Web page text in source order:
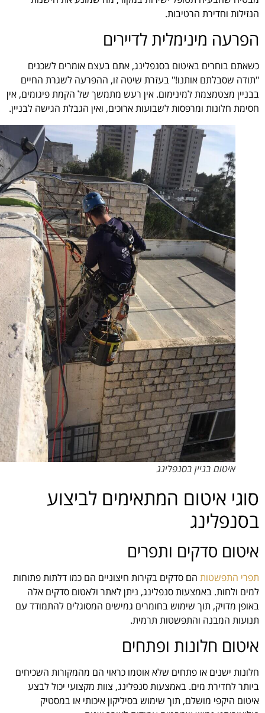
הנזילות וחדירת הרטיבות.
הפרעה מינימלית לדיירים
כשאתם בוחרים באיטום בסנפלינג, אתם בעצם אומרים לשכנים
"תודה שסבלתם אותנו!" בעזרת שיטה זו, ההפרעה לשגרת החיים
בבניין מצטמצמת למינימום. אין רעש מתמשך של הקמת פיגומים, אין
חסימת חלונות ומרפסות לשבועות ארוכים, ואין הגבלת הגישה לבניין.
איטום בניין בסנפלינג
סוגי איטום המתאימים לביצוע
בסנפלינג
איטום סדקים ותפרים
תפרי התפשטות הם סדקים בקירות חיצוניים הם כמו דלתות פתוחות
למים ולחות. באמצעות סנפלינג, ניתן לאתר ולאטום סדקים אלה
באופן מדויק, תוך שימוש בחומרים גמישים המסוגלים להתמודד עם
תנועות המבנה והתפשטות תרמית.
איטום חלונות ופתחים
חלונות ישנים או פתחים שלא אוטמו כראוי הם מהמקורות השכיחים
ביותר לחדירת מים. באמצעות סנפלינג, צוות מקצועי יכול לבצע
איטום היקפי מושלם, תוך שימוש בסיליקון איכותי או במסטיק